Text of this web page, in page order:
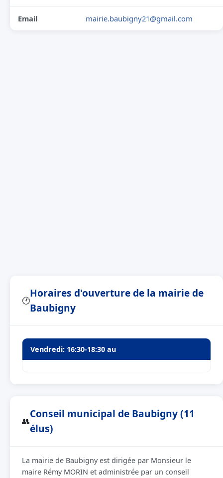
Email mairie.baubigny21@gmail.com
🕐
Horaires d'ouverture de la mairie de
Baubigny
Vendredi: 16:30-18:30 au
👥
Conseil municipal de Baubigny (11
élus)
La mairie de Baubigny est dirigée par Monsieur le
maire Rémy MORIN et administrée par un conseil